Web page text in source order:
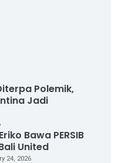
Polemik,
Jadi
Bawa PERSIB
United
24, 2026